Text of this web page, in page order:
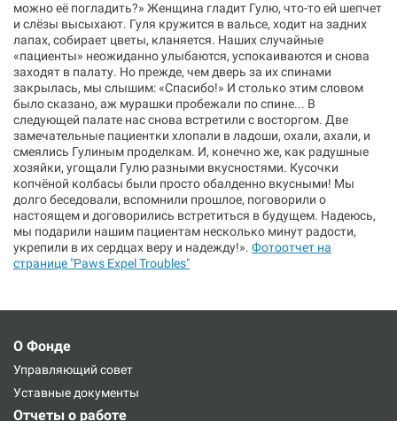
можно её погладить?» Женщина гладит Гулю, что-то ей шепчет
и слёзы высыхают. Гуля кружится в вальсе, ходит на задних
лапах, собирает цветы, кланяется. Наших случайные
«пациенты» неожиданно улыбаются, успокаиваются и снова
заходят в палату. Но прежде, чем дверь за их спинами
закрылась, мы слышим: «Спасибо!» И столько этим словом
было сказано, аж мурашки пробежали по спине... В
следующей палате нас снова встретили с восторгом. Две
замечательные пациентки хлопали в ладоши, охали, ахали, и
смеялись Гулиным проделкам. И, конечно же, как радушные
хозяйки, угощали Гулю разными вкусностями. Кусочки
копчёной колбасы были просто обалденно вкусными! Мы
долго беседовали, вспомнили прошлое, поговорили о
настоящем и договорились встретиться в будущем. Надеюсь,
мы подарили нашим пациентам несколько минут радости,
укрепили в их сердцах веру и надежду!». Фотоотчет на
странице "Paws Expel Troubles"
О Фонде
Управляющий совет
Уставные документы
Отчеты о работе